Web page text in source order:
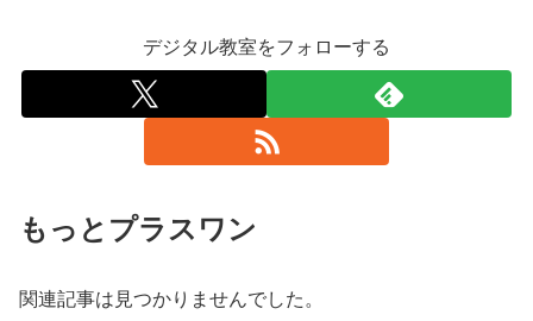
デジタル教室をフォローする
もっとプラスワン
関連記事は見つかりませんでした。